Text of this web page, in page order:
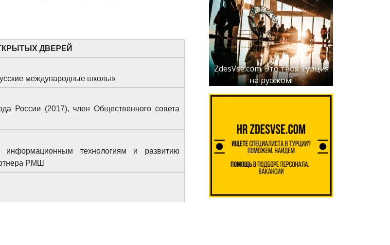
ДВЕРЕЙ
международные школы»
России (2017), член Общественного совета
информационным технологиям и развитию
РМШ
ZdesVse.com. Это твоя Турция
на русском!